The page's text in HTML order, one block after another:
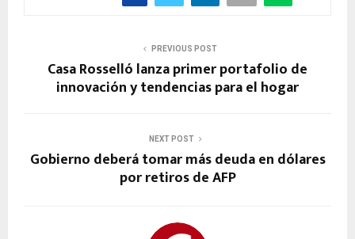
PREVIOUS POST
Casa Rosselló lanza primer portafolio de
innovación y tendencias para el hogar
NEXT POST
Gobierno deberá tomar más deuda en dólares
por retiros de AFP